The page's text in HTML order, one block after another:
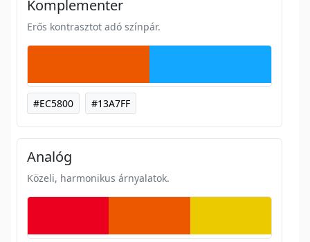
Komplementer
Erős kontrasztot adó színpár.
#EC5800 #13A7FF
Analóg
Közeli, harmonikus árnyalatok.